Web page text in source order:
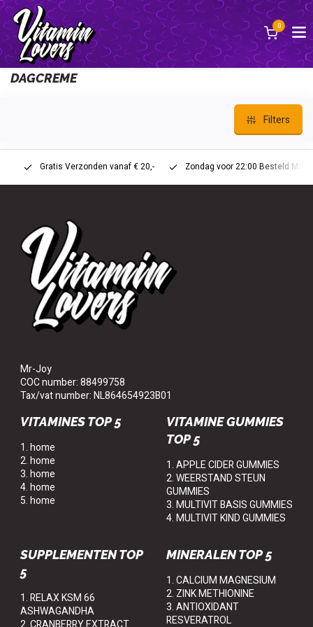
0
Back
DAGCREME
Filters
Gratis Verzonden vanaf € 20,- Zondag voor 22:00 Besteld
Mr-Joy
COC number: 88499758
Tax/vat number: NL864654923B01
VITAMINES TOP 5
1. home
2. home
3. home
4. home
5. home
VITAMINE GUMMIES
TOP 5
1. APPLE CIDER GUMMIES
2. WEERSTAND STEUN
GUMMIES
3. MULTIVIT BASIS GUMMIES
4. MULTIVIT KIND GUMMIES
SUPPLEMENTEN TOP
5
1. RELAX KSM 66
ASHWAGANDHA
MINERALEN TOP 5
1. CALCIUM MAGNESIUM
2. ZINK METHIONINE
3. ANTIOXIDANT
RESVERATROL